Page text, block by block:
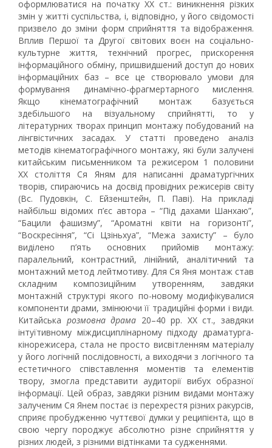
оформлюватися на початку ХХ ст.: виникнення різких
змін у житті суспільства, і, відповідно, у його свідомості
призвело до зміни форм сприйняття та відображення.
Вплив Першої та Другої світових воєн на соціально-
культурне життя, технічний прогрес, прискорення
інформаційного обміну, пришвидшений доступ до нових
інформаційних баз – все це створювало умови для
формування динамічно-фрагмертарного мислення.
Якщо кінематографічний монтаж базується
здебільшого на візуальному сприйнятті, то у
літературних творах принцип монтажу побудований на
лінгвістичних засадах. У статті проведено аналіз
методів кінематографічного монтажу, які були залучені
китайським письменником та режисером 1 половини
ХХ століття Ся Яням для написанні драматургічних
творів, спираючись на досвід провідних режисерів світу
(Вс. Пудовкін, С. Ейзенштейн, П. Паві). На прикладі
найбільш відомих п’єс автора – “Під дахами Шанхаю”,
“Бацили фашизму”, “Ароматні квіти на горизонті”,
“Воскресіння”, “Сі Цзіньхуа”, “Межа захисту” – було
виділено п’ять основних прийомів монтажу:
паралельний, контрастний, лінійний, аналітичний та
монтажний метод лейтмотиву. Для Ся Яня монтаж став
складним композиційним утворенням, завдяки
монтажній структурі якого по-новому модифікувалися
компоненти драми, змінюючи її традиційні форми і види.
Китайська розмовна драма 20–40 рр. ХХ ст., завдяки
інтуїтивному міждисциплінарному підходу драматурга-
кінорежисера, стала не просто висвітленням матеріалу
у його логічній послідовності, а виходячи з логічного та
естетичного співставлення моментів та елементів
твору, змогла представити аудиторії вибух образної
інформації. Цей образ, завдяки різним видами монтажу
залученим Ся Янем постає із перехрестя різних ракурсів,
сприяє пробудженню чуттєвої думки у реципієнта, що в
свою чергу породжує абсолютно різне сприйняття у
різних людей, з різними відтінками та судженнями.